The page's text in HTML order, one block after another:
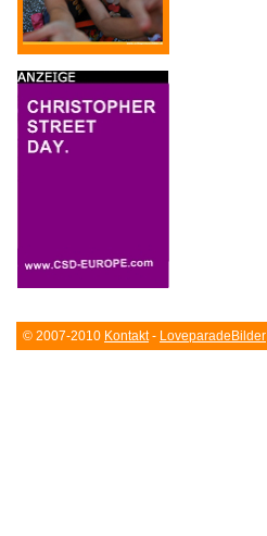
© 2007-2010 Kontakt- LoveparadeBilder